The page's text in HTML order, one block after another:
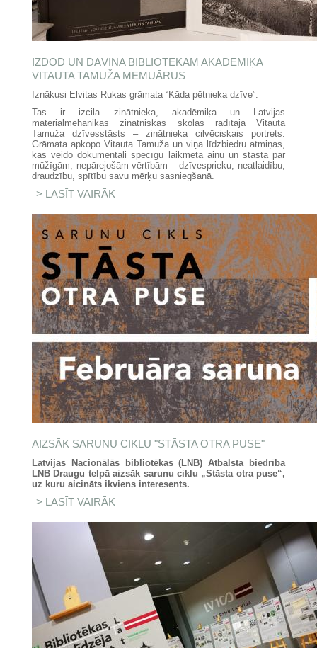
IZDOD UN DĀVINA BIBLIOTĒKĀM AKADĒMIĶA
VITAUTA TAMUŽA MEMUĀRUS
Iznākusi Elvitas Rukas grāmata “Kāda pētnieka dzīve”.
Tas ir izcila zinātnieka, akadēmiķa un Latvijas
materiālmehānikas zinātniskās skolas radītāja Vitauta
Tamuža dzīvesstāsts – zinātnieka cilvēciskais portrets.
Grāmata apkopo Vitauta Tamuža un viņa līdzbiedru atmiņas,
kas veido dokumentāli spēcīgu laikmeta ainu un stāsta par
mūžīgām, nepārejošām vērtībām – dzīvesprieku, neatlaidību,
draudzību, spītību savu mērķu sasniegšanā.
LASĪT VAIRĀK
VITAUTA TAMUŽA MEMUĀRUS
AIZSĀK SARUNU CIKLU "STĀSTA OTRA PUSE"
Latvijas Nacionāl ās bibliotēkas (LNB) Atbalsta biedrība
LNB Draugu telpāaizsāk sarunu ciklu „Stāsta otra puse“,
uz kuru aicināts ikviens interesents.
LASĪT VAIRĀK